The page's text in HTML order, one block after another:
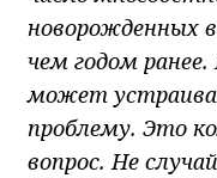
новорожденных
чем годом
может
проблему. Это
вопрос. Не